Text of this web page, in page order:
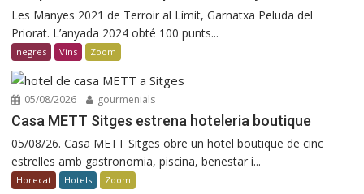
Les Manyes 2021 de Terroir al Límit, Garnatxa Peluda del
Priorat. L’anyada 2024 obté 100 punts...
negres Vins Zoom
05/08/2026 gourmenials
Casa METT Sitges estrena hoteleria boutique
05/08/26. Casa METT Sitges obre un hotel boutique de cinc
estrelles amb gastronomia, piscina, benestar i...
Horecat Hotels Zoom